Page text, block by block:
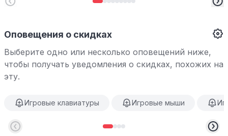
Оповещения о скидках
Выберите одно или несколько оповещений ниже,
чтобы получать уведомления о скидках, похожих на
эту.
Игровые клавиатуры Игровые мыши